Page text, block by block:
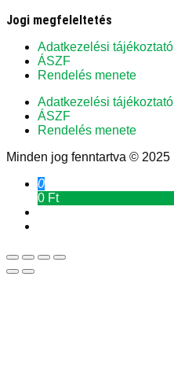
Jogi megfeleltetés
Adatkezelési tájékoztató
ÁSZF
Rendelés menete
Adatkezelési tájékoztató
ÁSZF
Rendelés menete
Minden jog fenntartva © 2025
0
0 Ft